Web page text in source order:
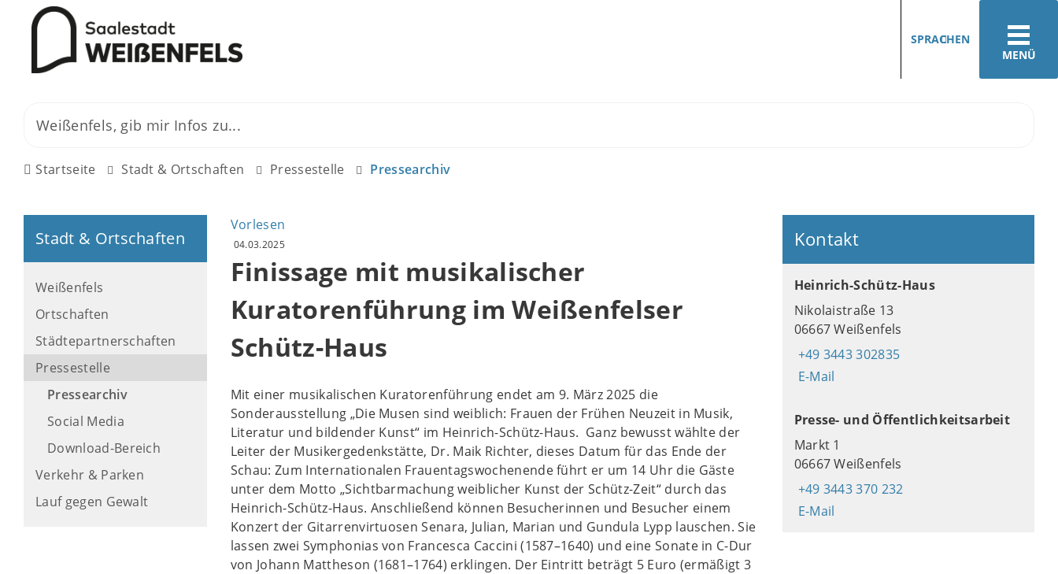
MENÜ
SPRACHEN
Startseite Stadt & Ortschaften Pressestelle Pressearchiv
Stadt & Ortschaften
Weißenfels
Ortschaften
Städtepartnerschaften
Pressestelle
Pressearchiv
Social Media
Download-Bereich
Verkehr & Parken
Lauf gegen Gewalt
Vorlesen
04.03.2025
Finissage mit musikalischer
Kuratorenführung im Weißenfelser
Schütz-Haus
Mit einer musikalischen Kuratorenführung endet am 9. März 2025 die
Sonderausstellung „Die Musen sind weiblich: Frauen der Frühen Neuzeit in Musik,
Literatur und bildender Kunst“ im Heinrich-Schütz-Haus. Ganz bewusst wählte der
Leiter der Musikergedenkstätte, Dr. Maik Richter, dieses Datum für das Ende der
Schau: Zum Internationalen Frauentagswochenende führt er um 14 Uhr die Gäste
unter dem Motto „Sichtbarmachung weiblicher Kunst der Schütz-Zeit“ durch das
Heinrich-Schütz-Haus. Anschließend können Besucherinnen und Besucher einem
Konzert der Gitarrenvirtuosen Senara, Julian, Marian und Gundula Lypp lauschen. Sie
lassen zwei Symphonias von Francesca Caccini (1587–1640) und eine Sonate in C-Dur
von Johann Mattheson (1681–1764) erklingen. Der Eintritt beträgt 5 Euro (ermäßigt 3
Kontakt
Heinrich-Schütz-Haus
Nikolaistraße 13
06667 Weißenfels
+49 3443 302835
E-Mail
Presse- und Öffentlichkeitsarbeit
Markt 1
06667 Weißenfels
+49 3443 370 232
E-Mail